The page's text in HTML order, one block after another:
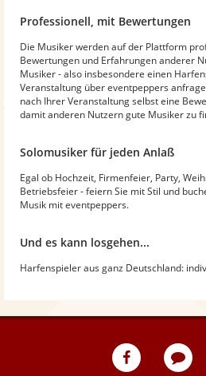
Professionell, mit Bewertungen
Die Musiker werden auf der Plattform
Bewertungen und Erfahrungen anderer
Musiker - also insbesondere einen
Veranstaltung über eventpeppers
nach Ihrer Veranstaltung selbst eine
damit anderen Nutzern gute Musiker zu
Solomusiker für jeden Anlaß
Egal ob Hochzeit, Firmenfeier, Party,
Betriebsfeier - feiern Sie mit Stil und
Musik mit eventpeppers.
Und es kann losgehen...
Harfenspieler aus ganz Deutschland:
eventpeppers